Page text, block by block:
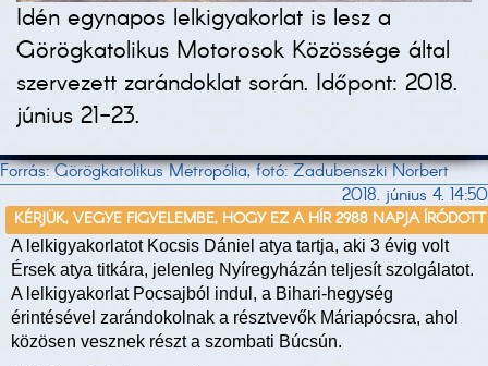
Idén egynapos lelkigyakorlat is lesz a
Görögkatolikus Motorosok Közössége által
szervezett zarándoklat során. Időpont: 2018.
június 21-23.
Forrás: Görögkatolikus Metropólia, fotó: Zadubenszki Norbert
2018. június 4. 14:50
KÉRJÜK, VEGYE FIGYELEMBE, HOGY EZ A HÍR 2988 NAPJA ÍRÓDOTT
A lelkigyakorlatot Kocsis Dániel atya tartja, aki 3 évig volt
Érsek atya titkára, jelenleg Nyíregyházán teljesít szolgálatot.
A lelkigyakorlat Pocsajból indul, a Bihari-hegység
érintésével zarándokolnak a résztvevők Máriapócsra, ahol
közösen vesznek részt a szombati Búcsún.